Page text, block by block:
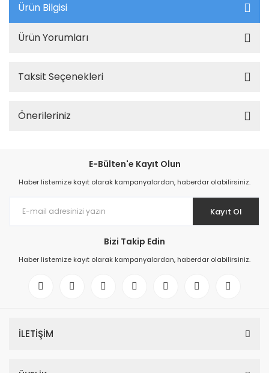
Ürün Bilgisi
Ürün Yorumları
Taksit Seçenekleri
Önerileriniz
E-Bülten'e Kayıt Olun
Haber listemize kayıt olarak kampanyalardan, haberdar olabilirsiniz.
Kayıt Ol
Bizi Takip Edin
Haber listemize kayıt olarak kampanyalardan, haberdar olabilirsiniz.
İLETİŞİM